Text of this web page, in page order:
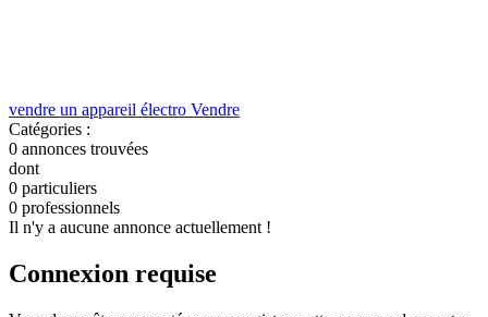
vendre un appareil électro Vendre
Catégories :
0 annonces trouvées
dont
0 particuliers
0 professionnels
Il n'y a aucune annonce actuellement !
Connexion requise